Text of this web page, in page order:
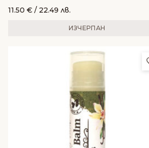
11.50 € / 22.49 лв.
ИЗЧЕРПАН